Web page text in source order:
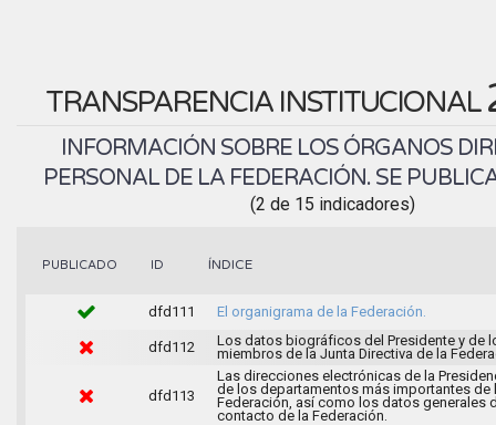
TRANSPARENCIA INSTITUCIONAL
INFORMACIÓN SOBRE LOS ÓRGANOS
PERSONAL DE LA FEDERACIÓN. SE
(2 de 15 indicadores)
PUBLICADO ID ÍNDICE
dfd111 El organigrama de la Federación.
dfd112
Los datos biográficos del Presidente y de
miembros de la Junta Directiva de la
dfd113
Las direcciones electrónicas de la
de los departamentos más importantes de
Federación, así como los datos generales
contacto de la Federación.